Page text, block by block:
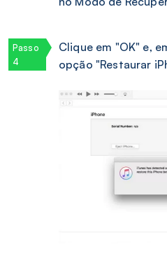
Clique em "OK" e,
opção "Restaurar